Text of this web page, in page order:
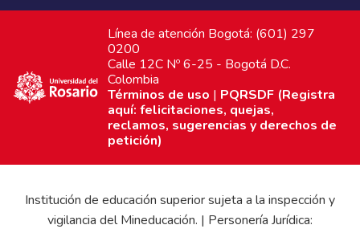
Línea de atención Bogotá: (601) 297
0200
Calle 12C Nº 6-25 - Bogotá D.C.
Colombia
Términos de uso | PQRSDF (Registra
aquí: felicitaciones, quejas,
reclamos, sugerencias y derechos de
petición)
Institución de educación superior sujeta a la inspección y
vigilancia del Mineducación. | Personería Jurídica: